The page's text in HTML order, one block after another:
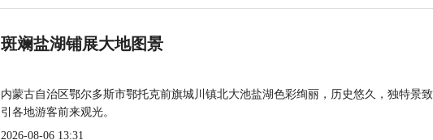
斑斓盐湖铺展大地图景
内蒙古自治区鄂尔多斯市鄂托克前旗城川镇北大池盐湖色彩绚丽，历史悠久，独特景
引各地游客前来观光。
2026-08-06 13:31